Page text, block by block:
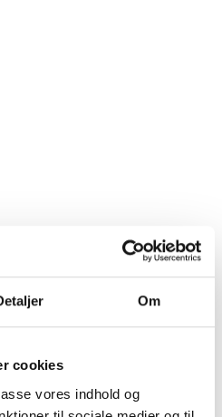
Om
cookies
vores indhold og